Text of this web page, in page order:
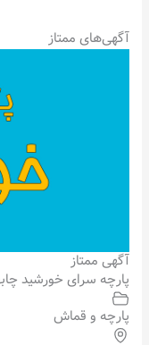
آگهی‌های ممتاز
آگهی ممتاز
پارچه سرای خورشید
پارچه و قماش